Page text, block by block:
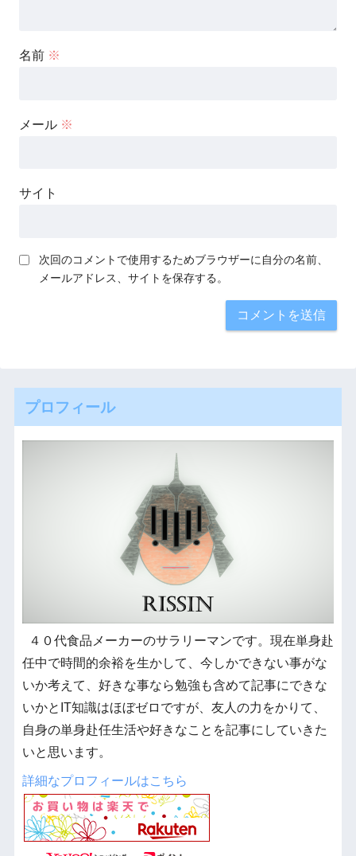
名前 ※
メール ※
サイト
次回のコメントで使用するためブラウザーに自分の名前、
メールアドレス、サイトを保存する。
プロフィール
４０代食品メーカーのサラリーマンです。現在単身赴
任中で時間的余裕を生かして、今しかできない事がな
いか考えて、好きな事なら勉強も含めて記事にできな
いかとIT知識はほぼゼロですが、友人の力をかりて、
自身の単身赴任生活や好きなことを記事にしていきた
いと思います。
詳細なプロフィールはこちら